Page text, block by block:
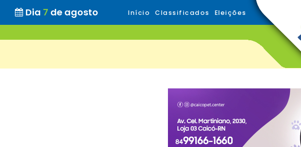
Dia 7 de agosto Início Classificados Eleições